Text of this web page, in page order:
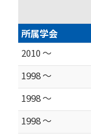
所属学会
2010 ～
1998 ～
1998 ～
1998 ～